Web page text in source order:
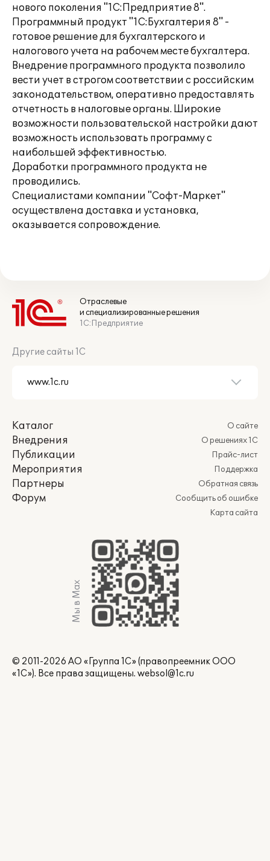
нового поколения "1С:Предприятие 8".
Программный продукт "1С:Бухгалтерия 8" -
готовое решение для бухгалтерского и
налогового учета на рабочем месте бухгалтера.
Внедрение программного продукта позволило
вести учет в строгом соответствии с российским
законодательством, оперативно предоставлять
отчетность в налоговые органы. Широкие
возможности пользовательской настройки дают
возможность использовать программу с
наибольшей эффективностью.
Доработки программного продукта не
проводились.
Специалистами компании "Софт-Маркет"
осуществлена доставка и установка,
оказывается сопровождение.
Отраслевые
и специализированные решения
1С:Предприятие
Другие сайты 1С
Каталог
Внедрения
Публикации
Мероприятия
Партнеры
Форум
О сайте
О решениях 1С
Прайс-лист
Поддержка
Обратная связь
Сообщить об ошибке
Карта сайта
Мы в Max
© 2011-2026 АО «Группа 1С» (правопреемник ООО
«1С»). Все права защищены. websol@1c.ru